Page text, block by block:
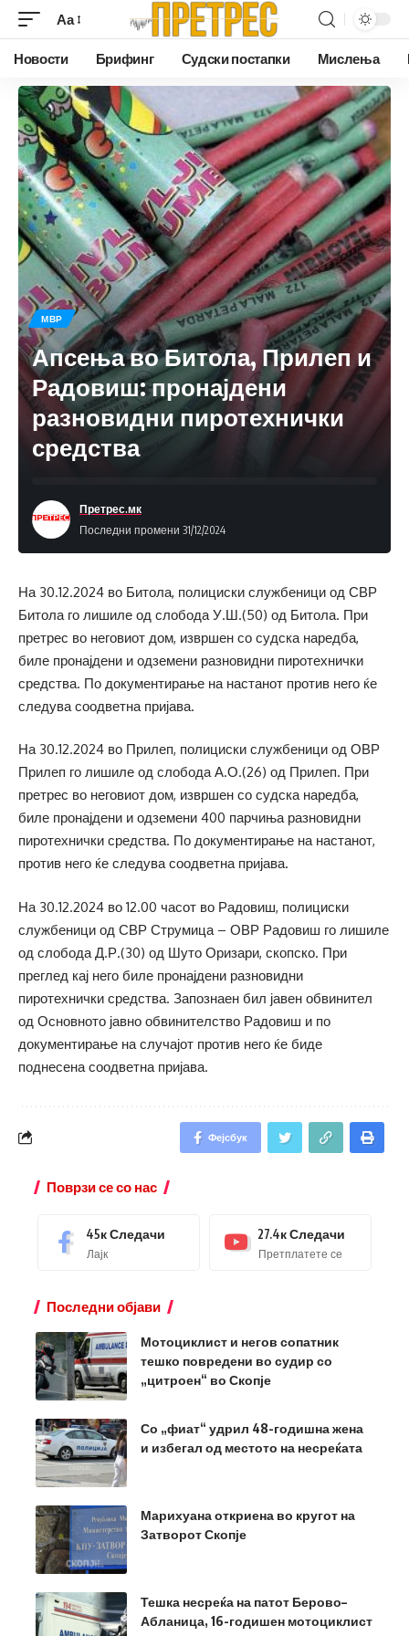
Аа
Новости Брифинг Судски постапки Мислења
МВР
Апсења во Битола, Прилеп и
Радовиш: пронајдени
разновидни пиротехнички
средства
Последни промени 31/12/2024
Претрес.мк
На 30.12.2024 во Битола, полициски службеници од СВР
Битола го лишиле од слобода У.Ш.(50) од Битола. При
претрес во неговиот дом, извршен со судска наредба,
биле пронајдени и одземени разновидни пиротехнички
средства. По документирање на настанот против него ќе
следува соодветна пријава.
На 30.12.2024 во Прилеп, полициски службеници од ОВР
Прилеп го лишиле од слобода А.О.(26) од Прилеп. При
претрес во неговиот дом, извршен со судска наредба,
биле пронајдени и одземени 400 парчиња разновидни
пиротехнички средства. По документирање на настанот,
против него ќе следува соодветна пријава.
На 30.12.2024 во 12.00 часот во Радовиш, полициски
службеници од СВР Струмица – ОВР Радовиш го лишиле
од слобода Д.Р.(30) од Шуто Оризари, скопско. При
преглед кај него биле пронајдени разновидни
пиротехнички средства. Запознаен бил јавен обвинител
од Основното јавно обвинителство Радовиш и по
документирање на случајот против него ќе биде
поднесена соодветна пријава.
Фејсбук
Поврзи се со нас
45кСледачи
Лајк
27.4кСледачи
Претплатете се
Последни објави
Мотоциклист и негов сопатник
тешко повредени во судир со
„цитроен“ во Скопје
Со „фиат“ удрил 48-годишна жена
и избегал од местото на несреќата
Марихуана откриена во кругот на
Затворот Скопје
Тешка несреќа на патот Берово–
Абланица, 16-годишен мотоциклист